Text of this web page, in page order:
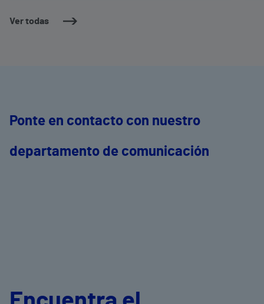
Ver todas
Ponte en contacto con nuestro
departamento de comunicación